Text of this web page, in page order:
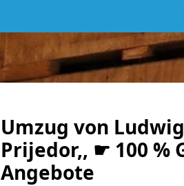
Umzug von
Prijedor,, ☛ 100 %
Angebote